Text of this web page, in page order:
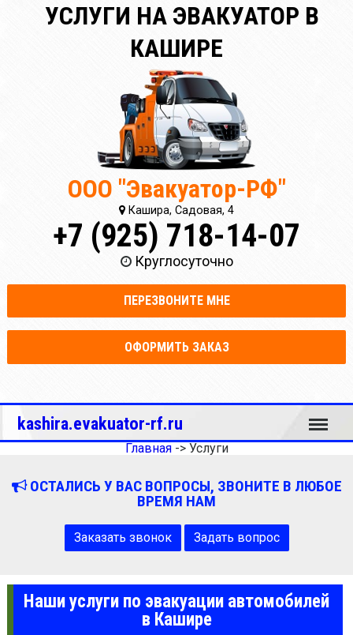
УСЛУГИ НА ЭВАКУАТОР В
КАШИРЕ
ООО "Эвакуатор-РФ"
Кашира, Садовая, 4
+7 (925) 718-14-07
Круглосуточно
ПЕРЕЗВОНИТЕ МНЕ
ОФОРМИТЬ ЗАКАЗ
kashira.evakuator-rf.ru Меню
Главная-> Услуги
ОСТАЛИСЬ У ВАС ВОПРОСЫ, ЗВОНИТЕ В ЛЮБОЕ
ВРЕМЯ НАМ
Заказать звонок Задать вопрос
Наши услуги по эвакуации автомобилей
в Кашире